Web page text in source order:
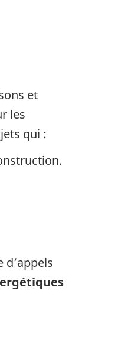
et
les
qui :